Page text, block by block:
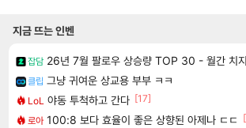
지금 뜨는 인벤
잡담 26년 7월 팔로우 상승량 TOP 30 - 월간 치
클립 그냥 귀여운 상교용 부부 ㅋㅋ
LoL 야동 투척하고 간다 [17]
로아 100:8 보다 효율이 좋은 상향된 아제나 ㄷㄷ